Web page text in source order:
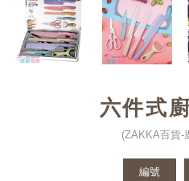
六件式
(ZAKKA百貨-
編號